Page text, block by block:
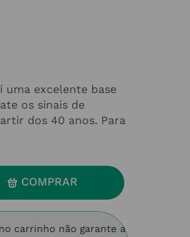
excelente base
os sinais de
dos 40 anos. Para
COMPRAR
carrinho não garante a